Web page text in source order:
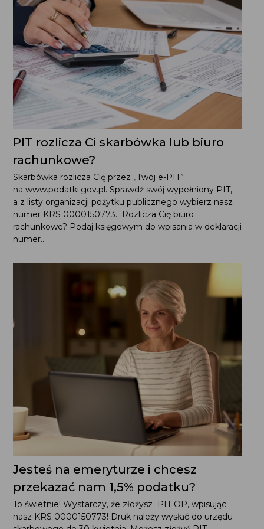
PIT rozlicza Ci skarbówka lub biuro
rachunkowe?
Skarbówka rozlicza Cię przez „Twój e-PIT”
na www.podatki.gov.pl. Sprawdź swój wypełniony PIT,
a z listy organizacji pożytku publicznego wybierz nasz
numer KRS 0000150773. Rozlicza Cię biuro
rachunkowe? Podaj księgowym do wpisania w deklaracji
numer...
Jesteś na emeryturze i chcesz
przekazać nam 1,5% podatku?
To świetnie! Wystarczy, że złożysz PIT OP, wpisując
nasz KRS 0000150773! Druk należy wysłać do urzędu